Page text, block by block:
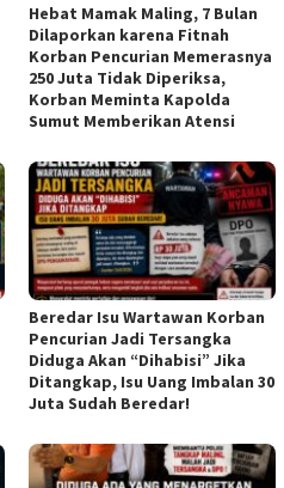
Hebat Mamak Maling, 7 Bulan
Dilaporkan karena Fitnah
Korban Pencurian Memerasnya
250 Juta Tidak Diperiksa,
Korban Meminta Kapolda
Sumut Memberikan Atensi
Beredar Isu Wartawan Korban
Pencurian Jadi Tersangka
Diduga Akan “Dihabisi” Jika
Ditangkap, Isu Uang Imbalan 30
Juta Sudah Beredar!